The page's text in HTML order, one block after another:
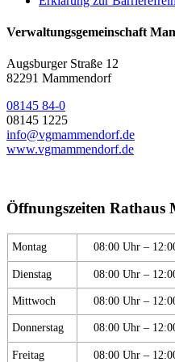
Verwaltungsgemeinschaft
Augsburger Straße 12
82291 Mammendorf
08145 84-0
08145 1225
info@vgmammendorf.de
www.vgmammendorf.de
Öffnungszeiten Rathaus
Montag 08:00 Uhr –
Dienstag 08:00 Uhr –
Mittwoch 08:00 Uhr –
Donnerstag 08:00 Uhr –
Freitag 08:00 Uhr –